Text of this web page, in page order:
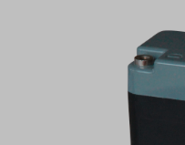
Bildergalerie überspringen